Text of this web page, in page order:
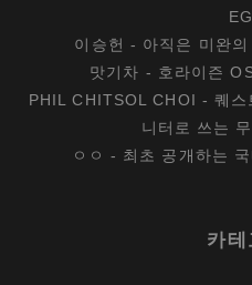
이승헌 - 아직은 미완
맛기차 - 호라이즌
PHIL CHITSOL CHOI -퀘스
니터로 쓰는
ㅇㅇ - 최초 공개하는
카테